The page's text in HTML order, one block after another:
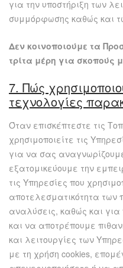
για την υποστήριξη των
συμμόρφωσης καθώς και
Δεν κοινοποιούμε τα
τρίτα μέρη για σκοπούς
7. Πώς
τεχνολογίες
Όταν επισκέπτεστε τις
χρησιμοποιείτε τις
για να σας
εξατομικεύουμε την
τις Υπηρεσίες που
αποτελεσματικότητα των
αναλύσεις, καθώς και για
και να αποτρέπουμε
και λειτουργίες των
με τη χρήση cookies,